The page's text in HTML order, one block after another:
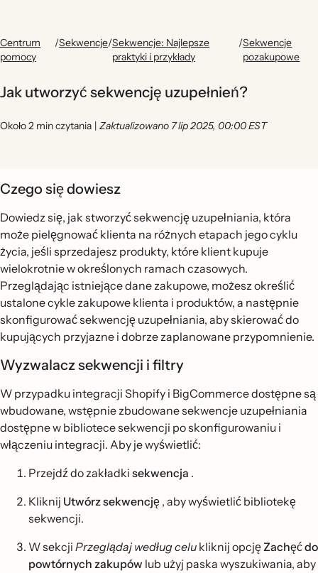
Centrum
pomocy
/Sekwencje/Sekwencje: Najlepsze
praktyki i przykłady
/Sekwencje
pozakupowe
Jak utworzyć sekwencję uzupełnień?
Około 2 min czytania | Zaktualizowano 7 lip 2025, 00:00 EST
Czego się dowiesz
Dowiedz się, jak stworzyć sekwencję uzupełniania, która
może pielęgnować klienta na różnych etapach jego cyklu
życia, jeśli sprzedajesz produkty, które klient kupuje
wielokrotnie w określonych ramach czasowych.
Przeglądając istniejące dane zakupowe, możesz określić
ustalone cykle zakupowe klienta i produktów, a następnie
skonfigurować sekwencję uzupełniania, aby skierować do
kupujących przyjazne i dobrze zaplanowane przypomnienie.
Wyzwalacz sekwencji i filtry
W przypadku integracji Shopify i BigCommerce dostępne są
wbudowane, wstępnie zbudowane sekwencje uzupełniania
dostępne w bibliotece sekwencji po skonfigurowaniu i
włączeniu integracji. Aby je wyświetlić:
Przejdź do zakładki sekwencja .
Kliknij Utwórz sekwencję , aby wyświetlić bibliotekę
sekwencji.
W sekcji Przeglądaj według celu kliknij opcjęZachęć do
powtórnych zakupów lub użyj paska wyszukiwania, aby